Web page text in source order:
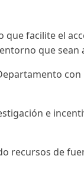
facilite el
que sean
e
recursos de